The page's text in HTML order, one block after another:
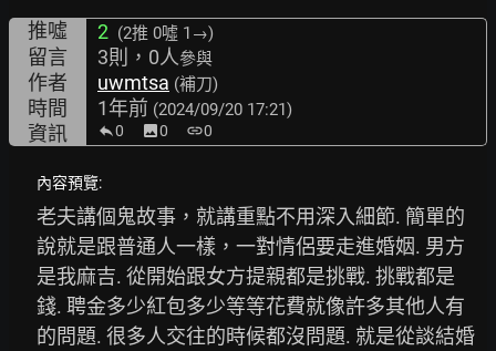
推噓
2 (2推 0噓 1→)
留言 3則，0人參與
作者 uwmtsa (補刀)
時間 1年前 (2024/09/20 17:21)
資訊 0 image0 link0
內容預覽:
老夫講個鬼故事，就講重點不用深入細節. 簡單的
說就是跟普通人一樣，一對情侶要走進婚姻. 男方
是我麻吉. 從開始跟女方提親都是挑戰. 挑戰都是
錢. 聘金多少紅包多少等等花費就像許多其他人有
的問題. 很多人交往的時候都沒問題. 就是從談結婚